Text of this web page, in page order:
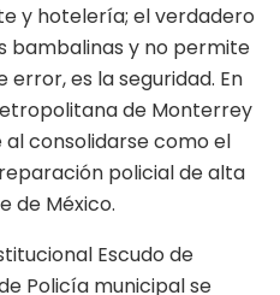
y hotelería; el verdadero
bambalinas y no permite
es la seguridad. En
de Monterrey
consolidarse como el
policial de alta
de México.
Escudo de
Policía municipal se